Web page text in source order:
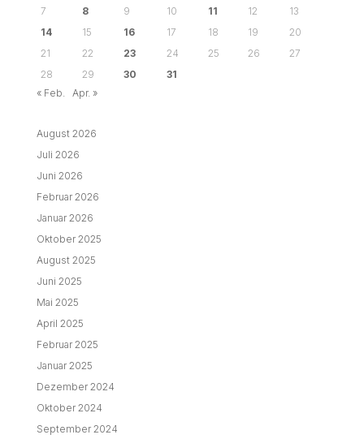
7
8 9 10 11 12
13
14
15 16 17 18 19
20
21
22 23 24 25 26
27
28
29 30
31
« Feb.
Apr. »
August 2026
Juli 2026
Juni 2026
Februar 2026
Januar 2026
Oktober 2025
August 2025
Juni 2025
Mai 2025
April 2025
Februar 2025
Januar 2025
Dezember 2024
Oktober 2024
September 2024